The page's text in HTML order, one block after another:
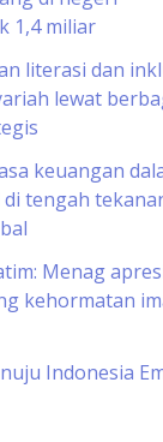
1,4 miliar
literasi dan
lewat
keuangan
tengah
Menag
kehormatan
Indonesia